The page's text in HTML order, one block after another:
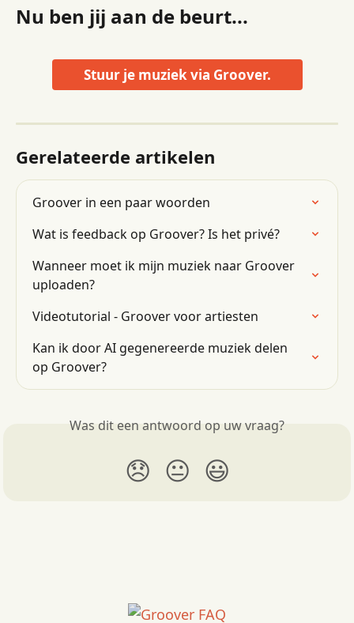
Nu ben jij aan de beurt...
Stuur je muziek via Groover.
Gerelateerde artikelen
Groover in een paar woorden
Wat is feedback op Groover? Is het privé?
Wanneer moet ik mijn muziek naar Groover
uploaden?
Videotutorial - Groover voor artiesten
Kan ik door AI gegenereerde muziek delen
op Groover?
Was dit een antwoord op uw vraag?
😞 😐 😃